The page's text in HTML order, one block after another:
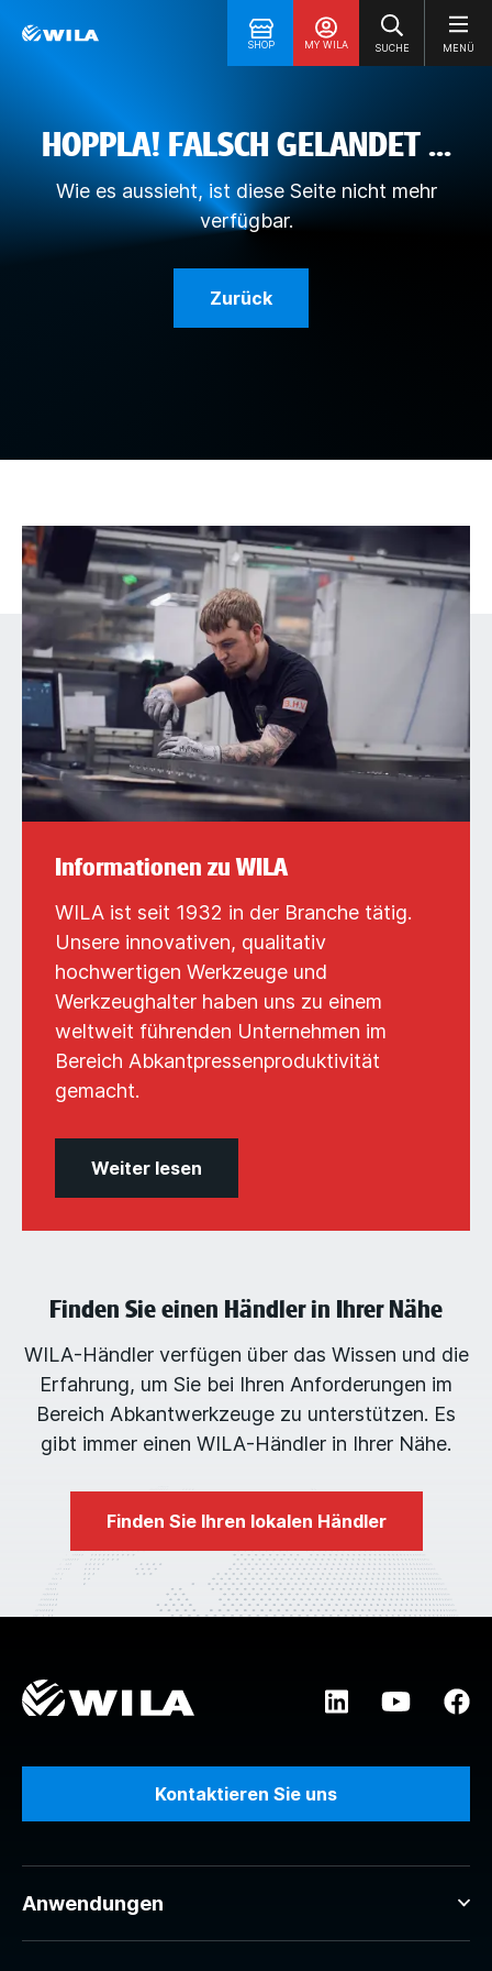
SHOP MY WILA SUCHE MENÜ
HOPPLA! FALSCH GELANDET ...
Wie es aussieht, ist diese Seite nicht mehr
verfügbar.
Zurück
Informationen zu WILA
WILA ist seit 1932 in der Branche tätig.
Unsere innovativen, qualitativ
hochwertigen Werkzeuge und
Werkzeughalter haben uns zu einem
weltweit führenden Unternehmen im
Bereich Abkantpressenproduktivität
gemacht.
Weiter lesen
Finden Sie einen Händler in Ihrer Nähe
WILA-Händler verfügen über das Wissen und die
Erfahrung, um Sie bei Ihren Anforderungen im
Bereich Abkantwerkzeuge zu unterstützen. Es
gibt immer einen WILA-Händler in Ihrer Nähe.
Finden Sie Ihren lokalen Händler
Kontaktieren Sie uns
Anwendungen